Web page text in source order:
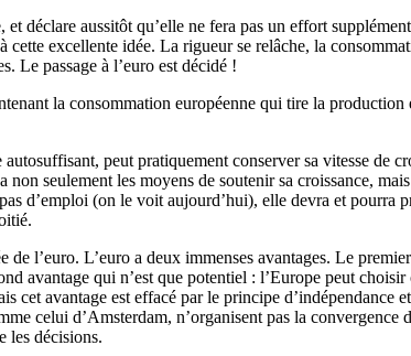
déclare aussitôt qu’elle ne fera pas un effort
excellente idée. La rigueur se relâche, la
Le passage à l’euro est décidé !
la consommation européenne qui tire la production
peut pratiquement conserver sa vitesse de
seulement les moyens de soutenir sa croissance,
d’emploi (on le voit aujourd’hui), elle devra et pourra
l’euro. L’euro a deux immenses avantages. Le
avantage qui n’est que potentiel : l’Europe peut
avantage est effacé par le principe d’indépendance
celui d’Amsterdam, n’organisent pas la convergence
les décisions.